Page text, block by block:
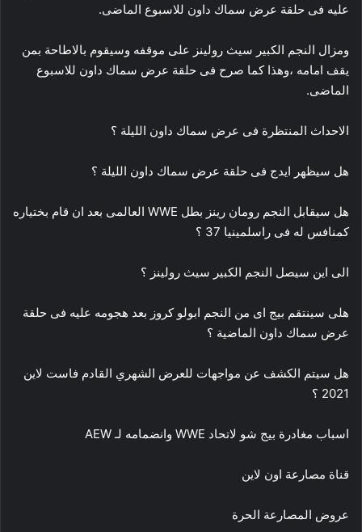
عليه فى حلقة عرض سماك داون للاسبوع الماضى.
ومزال النجم الكبير سيث رولينز على موقفه وسيقوم بالاطاحة بمن
يقف امامه ،وهذا كما صرح فى حلقة عرض سماك داون للاسبوع
الماضى.
الاحداث المنتظرة فى عرض سماك داون الليلة ؟
هل سيظهر ايدج فى حلقة عرض سماك داون الليلة ؟
هل سيقابل النجم رومان رينز بطل WWE العالمى بعد ان قام بختياره
كمنافس له فى راسلمينيا 37 ؟
الى اين سيصل النجم الكبير سيث رولينز ؟
هلى سينتقم بيج اى من النجم ابولو كروز بعد هجومه عليه فى حلقة
عرض سماك داون الماضية ؟
هل سيتم الكشف عن مواجهات للعرض الشهري القادم فاست لاين
2021 ؟
اسباب مغادرة بيج شو لاتحاد WWE وانضمامه لـ AEW
قناة مصارعة اون لاين
عروض المصارعة الحرة